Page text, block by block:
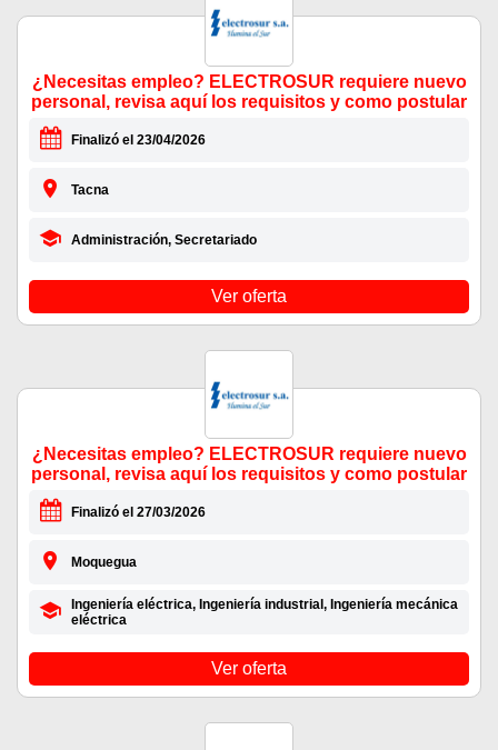
¿Necesitas empleo? ELECTROSUR requiere nuevo
personal, revisa aquí los requisitos y como postular
Finalizó el 23/04/2026
Tacna
Administración, Secretariado
Ver oferta
¿Necesitas empleo? ELECTROSUR requiere nuevo
personal, revisa aquí los requisitos y como postular
Finalizó el 27/03/2026
Moquegua
Ingeniería eléctrica, Ingeniería industrial, Ingeniería mecánica
eléctrica
Ver oferta